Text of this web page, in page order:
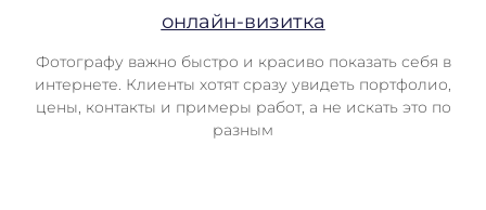
онлайн-визитка
Фотографу важно быстро и красиво показать себя в
интернете. Клиенты хотят сразу увидеть портфолио,
цены, контакты и примеры работ, а не искать это по
разным